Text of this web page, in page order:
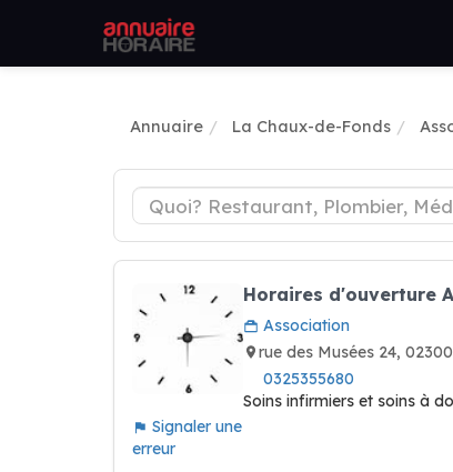
Annuaire La Chaux-de-Fonds
Signaler une
erreur
Horaires d'ouverture
Association
rue des Musées 24,
0325355680
Soins infirmiers et soins à